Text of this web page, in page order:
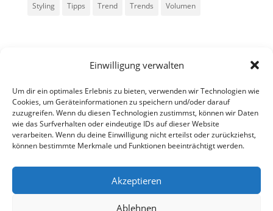
Einwilligung verwalten
Um dir ein optimales Erlebnis zu bieten, verwenden wir Technologien wie
Cookies, um Geräteinformationen zu speichern und/oder darauf
zuzugreifen. Wenn du diesen Technologien zustimmst, können wir Daten
wie das Surfverhalten oder eindeutige IDs auf dieser Website
verarbeiten. Wenn du deine Einwilligung nicht erteilst oder zurückziehst,
können bestimmte Merkmale und Funktionen beeinträchtigt werden.
Akzeptieren
Ablehnen
Styling Tipps Trend Trends Volumen
Alle Rechte vorbehalten - Sarah Kailer